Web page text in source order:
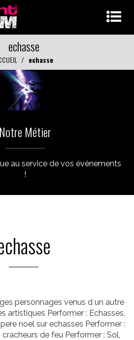
echasse
echasse
Notre Métier
au service de vos événements
!
personnages venus d un autre
artistiques Performer : Echasses,
noel sur echasses Performer :
de feu Performer : Sol,